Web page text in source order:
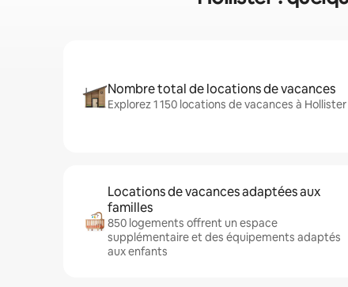
Nombre total de locations de vacances
Explorez 1 150 locations de vacances à Hollister
Locations de vacances adaptées aux
familles
850 logements offrent un espace
supplémentaire et des équipements adaptés
aux enfants